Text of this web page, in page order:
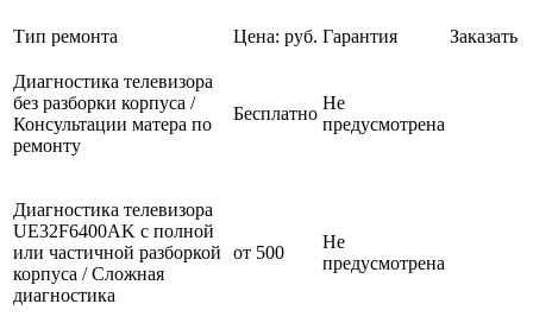
Тип ремонта Цена: руб. Гарантия Заказать
Диагностика телевизора
без разборки корпуса /
Консультации матера по
ремонту
Бесплатно
Не
предусмотрена
Диагностика телевизора
UE32F6400AK с полной
или частичной разборкой
корпуса / Сложная
диагностика
от 500
Не
предусмотрена